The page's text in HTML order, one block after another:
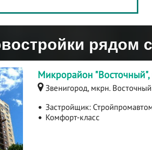
рядом
Микрорайон
Звенигород, мкрн. Восточный
Застройщик:
Комфорт-класс